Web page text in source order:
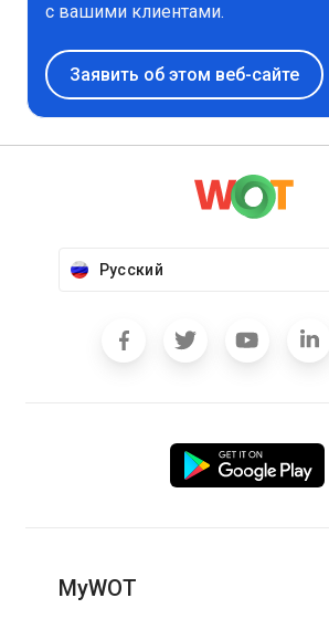
с вашими клиентами.
Заявить об этом веб-сайте
Русский
MyWOT